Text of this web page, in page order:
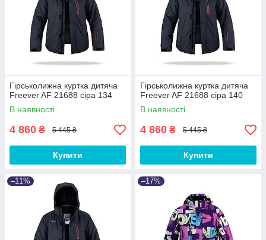
Гірськолижна куртка дитяча
Freever AF 21688 сіра 134
В наявності
4 860 ₴ 5 445 ₴
Купити
Гірськолижна куртка дитяча
Freever AF 21688 сіра 140
В наявності
4 860 ₴ 5 445 ₴
Купити
–11% –17%